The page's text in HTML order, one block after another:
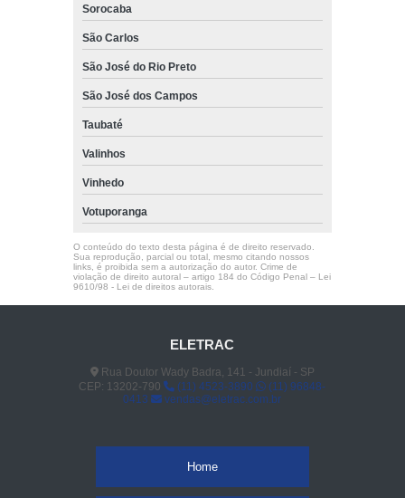
Sorocaba
São Carlos
São José do Rio Preto
São José dos Campos
Taubaté
Valinhos
Vinhedo
Votuporanga
O conteúdo do texto desta página é de direito reservado.
Sua reprodução, parcial ou total, mesmo citando nossos
links, é proibida sem a autorização do autor. Crime de
violação de direito autoral – artigo 184 do Código Penal – Lei
9610/98 - Lei de direitos autorais.
ELETRAC
Rua Doutor Wady Badra, 141 - Jundiaí - SP
CEP: 13202-790
(11) 4523-3890
(11) 96848-
0413
vendas@eletrac.com.br
Home